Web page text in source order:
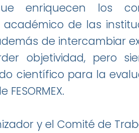
enriquecen los
académico de las
de intercambiar
objetividad, pero
científico para la
y el Comité de